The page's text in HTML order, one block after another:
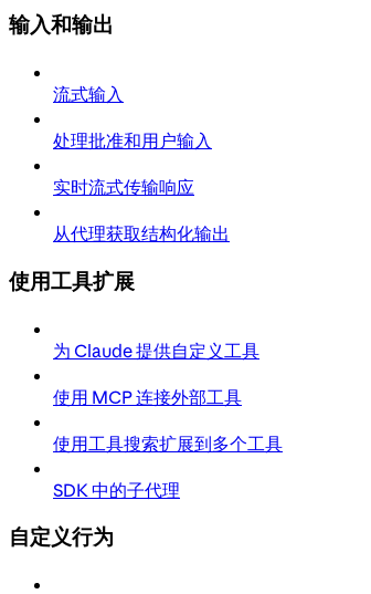
输入和输出
流式输入
处理批准和用户输入
实时流式传输响应
从代理获取结构化输出
使用工具扩展
为 Claude 提供自定义工具
使用 MCP 连接外部工具
使用工具搜索扩展到多个工具
SDK 中的子代理
自定义行为